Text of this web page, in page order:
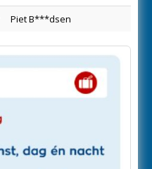
Piet B***dsen